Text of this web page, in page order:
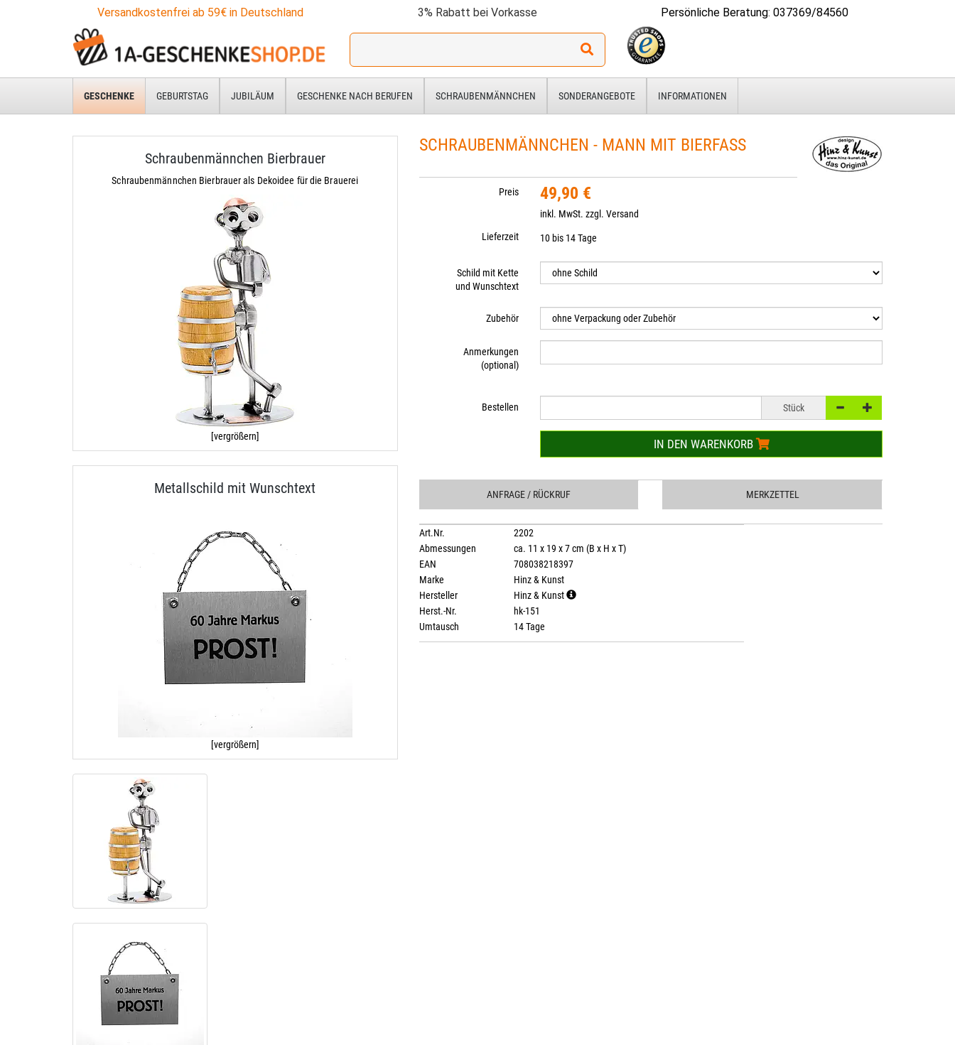
Versandkostenfrei ab 59€ in Deutschland 3% Rabatt bei Vorkasse Persönliche Beratung: 037369/84560
Ich
für:
GESCHENKE GEBURTSTAG JUBILÄUM GESCHENKE NACH BERUFEN SCHRAUBENMÄNNCHEN SONDERANGEBOTE INFORMATIONEN
Schraubenmännchen Bierbrauer
Schraubenmännchen Bierbrauer als Dekoidee für die Brauerei
[vergrößern]
Metallschild mit Wunschtext
[vergrößern]
SCHRAUBENMÄNNCHEN - MANN MIT BIERFASS
Preis 49,90 €
inkl. MwSt. zzgl.Versand
Lieferzeit
10 bis 14 Tage
Schild mit Kette
und Wunschtext
Zubehör
Anmerkungen
(optional)
Bestellen Stück
IN DEN WARENKORB
ANFRAGE / RÜCKRUF MERKZETTEL
Art.Nr.
2202
Abmessungen
ca. 11 x 19 x 7 cm (B x H x T)
EAN
708038218397
Marke
Hinz & Kunst
Hersteller
Hinz & Kunst
Herst.-Nr.
hk-151
Umtausch
14 Tage